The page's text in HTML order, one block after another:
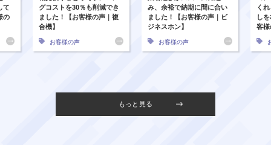
て
の
グコストを30％も削減でき
ました！【お客様の声｜複
合機】
お客様の声
み、余裕で納期に間に合い
ました！【お客様の声｜ビ
ジネスホン】
お客様の声
く
し
客
もっと見る